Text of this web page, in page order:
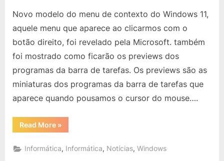
11:
Microsoft
Novo
Menu
do
Botão
dos
Novo modelo do menu de contexto do Windows 11,
aquele menu que aparece ao clicarmos com o
botão direito, foi revelado pela Microsoft. também
foi mostrado como ficarão os previews dos
programas da barra de tarefas. Os previews são as
miniaturas dos programas da barra de tarefas que
aparece quando pousamos o cursor do mouse….
Read More“Windows
11:
Exibe
Novo
»
Informática, Informática, Notícias,Windows